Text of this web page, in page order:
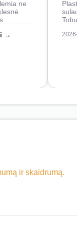
ne
→
ir skaidrumą.